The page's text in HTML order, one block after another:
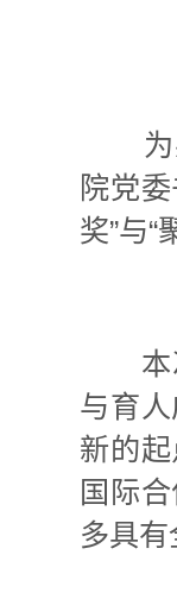
为感
院党
奖”与
本次
与育
新的
国际
多具